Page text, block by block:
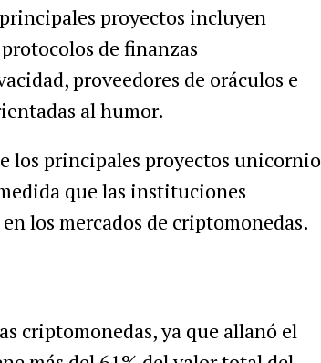
proyectos incluyen
de finanzas
proveedores de oráculos e
al humor.
los principales proyectos unicornio
que las instituciones
los mercados de criptomonedas.
criptomonedas, ya que allanó el